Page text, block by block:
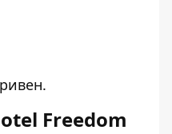
Freedom